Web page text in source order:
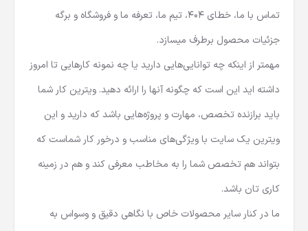
تماس با ما، خطای 404، تیم ما، تعرفه ما و فروشگاه و برگه
جزئیات محصول برطرف میسازد.
مهمتر از اینکه چه توانایی‌هایی دارید یا چه نمونه کارهایی تا امروز
داشته اید این است که چگونه آنها را ارائه دهید. ویترین کار شما
باید برازنده تخصص، مهارت و پروژه‌هایی باشد که دارید و این
ویترین یک سایت با ویژگی‌های مناسب و درخور کار شماست که
بتواند هم تخصص شما را به مخاطب معرفی کند و هم در زمینه
کاری تان باشد.
ما در کنار سایر محصولات خاص با نگاهی دقیق و وسواس به